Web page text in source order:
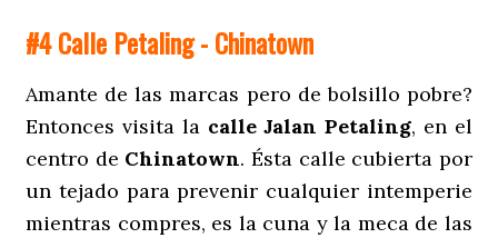
#4 Calle Petaling - Chinatown
Amante de las marcas pero de bolsillo pobre?
Entonces visita la calle Jalan Petaling, en el
centro de Chinatown. Ésta calle cubierta por
un tejado para prevenir cualquier intemperie
mientras compres, es la cuna y la meca de las